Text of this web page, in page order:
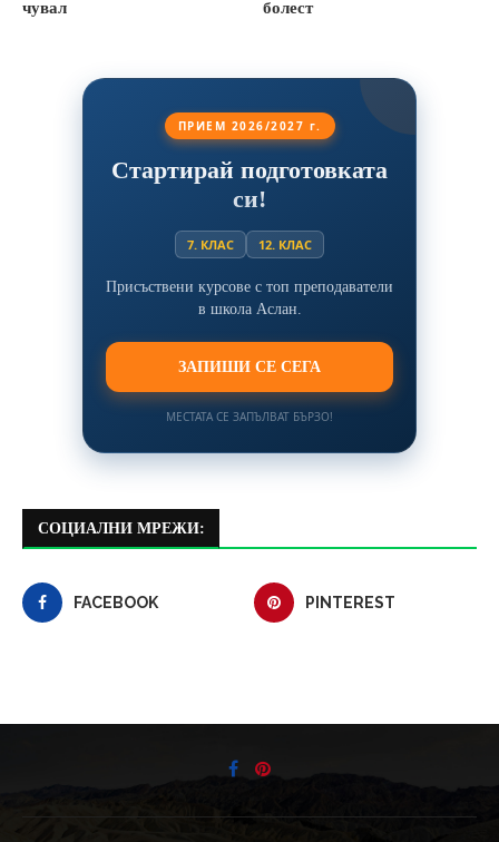
чувал
болест
ПРИЕМ 2026/2027 г.
Стартирай подготовката
си!
7. КЛАС 12. КЛАС
Присъствени курсове с топ преподаватели
в школа Аслан.
ЗАПИШИ СЕ СЕГА
МЕСТАТА СЕ ЗАПЪЛВАТ БЪРЗО!
СОЦИАЛНИ МРЕЖИ:
FACEBOOK PINTEREST